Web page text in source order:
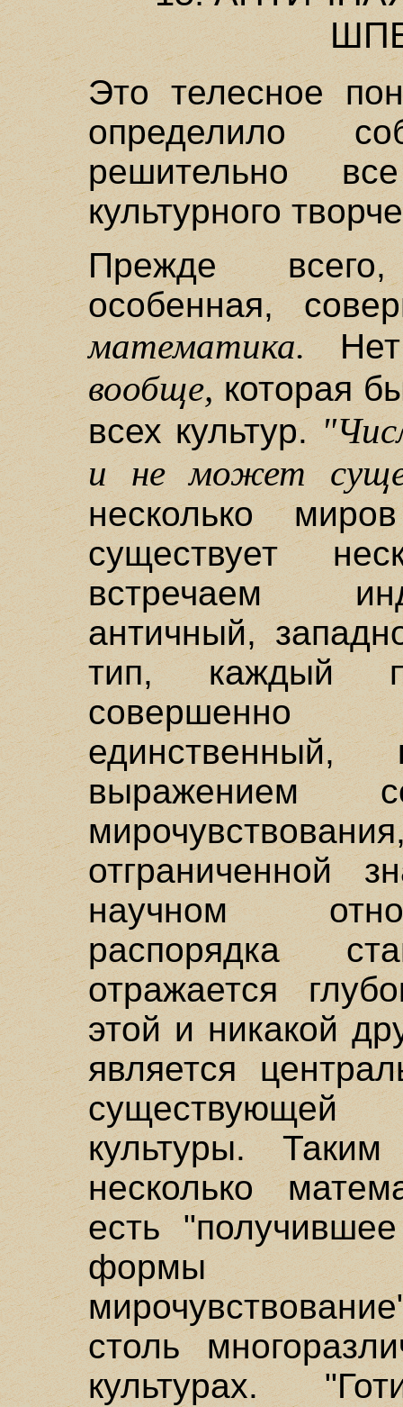
Это телесное
определило
решительно
культурного
Прежде
особенная,
математика.Нет
вообще,которая
всех культур.
и не может
несколько
существует
встречаем
античный,
тип, каждый
совершенно
единственный,
выражением
отграниченной
научном
распорядка
отражается
этой и никакой
является
культуры.
несколько
есть
формы
столь
культурах.